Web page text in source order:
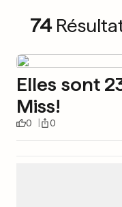
74
Elles sont
Miss!
0 0